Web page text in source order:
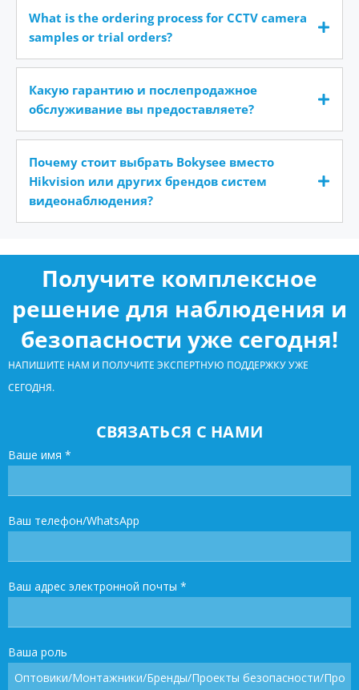
What is the ordering process for CCTV camera
samples or trial orders?
Какую гарантию и послепродажное
обслуживание вы предоставляете?
Почему стоит выбрать Bokysee вместо
Hikvision или других брендов систем
видеонаблюдения?
Получите комплексное
решение для наблюдения и
безопасности уже сегодня!
НАПИШИТЕ НАМ И ПОЛУЧИТЕ ЭКСПЕРТНУЮ ПОДДЕРЖКУ УЖЕ
СЕГОДНЯ.
СВЯЗАТЬСЯ С НАМИ
Ваше имя *
Ваш телефон/WhatsApp
Ваш адрес электронной почты *
Ваша роль